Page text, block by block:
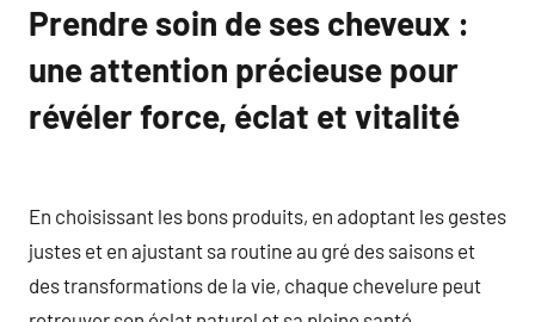
Prendre soin de ses cheveux :
une attention précieuse pour
révéler force, éclat et vitalité
En choisissant les bons produits, en adoptant les gestes
justes et en ajustant sa routine au gré des saisons et
des transformations de la vie, chaque chevelure peut